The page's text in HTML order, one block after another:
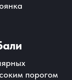
порогом